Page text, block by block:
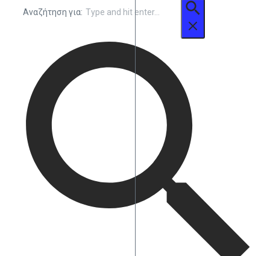
Αναζήτηση για: